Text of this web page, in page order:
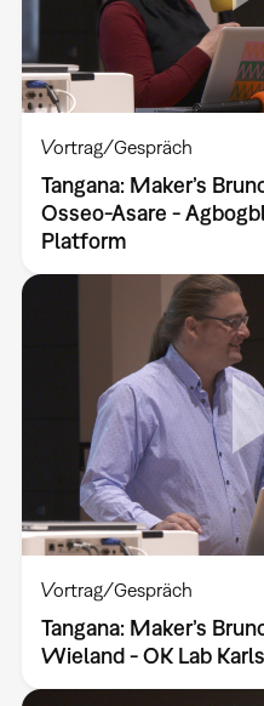
Vortrag/Gespräch
Tangana: Maker’s
Osseo-Asare -
Platform
Vortrag/Gespräch
Tangana: Maker’s
Wieland - OK Lab